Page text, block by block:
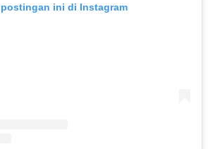
ini di Instagram